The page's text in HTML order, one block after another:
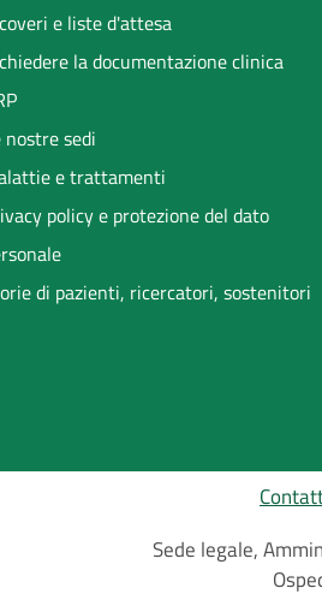
e liste d'attesa
la documentazione clinica
nostre sedi
e trattamenti
policy e protezione del dato
di pazienti, ricercatori, sostenitori
Sede legale,